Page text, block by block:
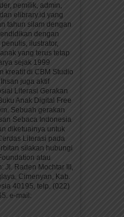
pemilik, admin,
elibrary.id yang
tahun silam dengan
dengan
ilustrator,
yang terus tetap
sejak 1999
kreatif di CBM Studio
juga aktif
Literasi Gerakan
Anak Digital Free
Sebuah gerakan
Sebaca Indonesia
diketuainya untuk
Literasi pada
silakan hubungi
atau
Jl. Raden Mochtar III,
Cimenyan, Kab.
40195, telp. (022)
e-mail: